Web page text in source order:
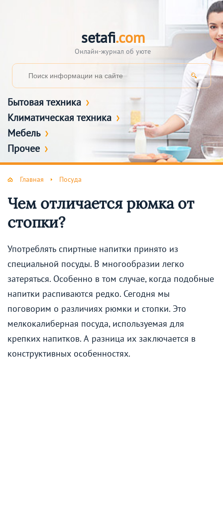
setafi.com
Онлайн-журнал об уюте
Бытовая техника
Климатическая техника
Мебель
Прочее
Главная Посуда
Чем отличается рюмка от
стопки?
Употреблять спиртные напитки принято из
специальной посуды. В многообразии легко
затеряться. Особенно в том случае, когда подобные
напитки распиваются редко. Сегодня мы
поговорим о различиях рюмки и стопки. Это
мелкокалиберная посуда, используемая для
крепких напитков. А разница их заключается в
конструктивных особенностях.